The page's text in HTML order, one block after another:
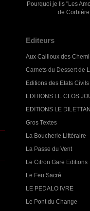
Pourquoi je lis "Les
de Corbière
Editeurs
Aux Cailloux des
Carnets du Dessert de
Editions des Etats Civils
EDITIONS LE CLOS
EDITIONS LE
Gros Textes
La Boucherie Littéraire
La Passe du Vent
Le Citron Gare Editions
Le Feu Sacré
LE PEDALO IVRE
Le Pont du Change